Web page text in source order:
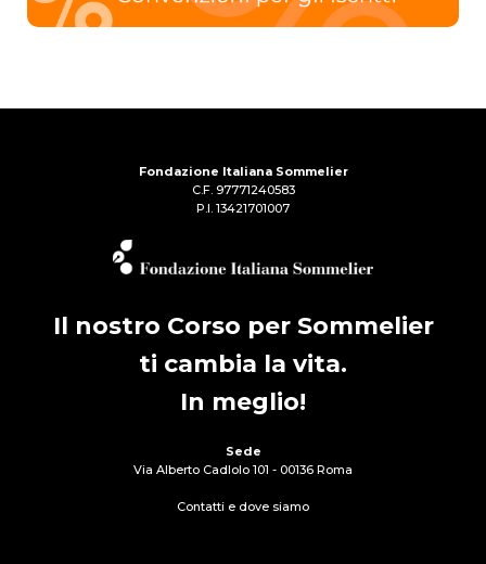
Fondazione Italiana Sommelier
C.F. 97771240583
P.I. 13421701007
Il nostro Corso per Sommelier
ti cambia la vita.
In meglio!
Sede
Via Alberto Cadlolo 101 - 00136 Roma
Contatti e dove siamo